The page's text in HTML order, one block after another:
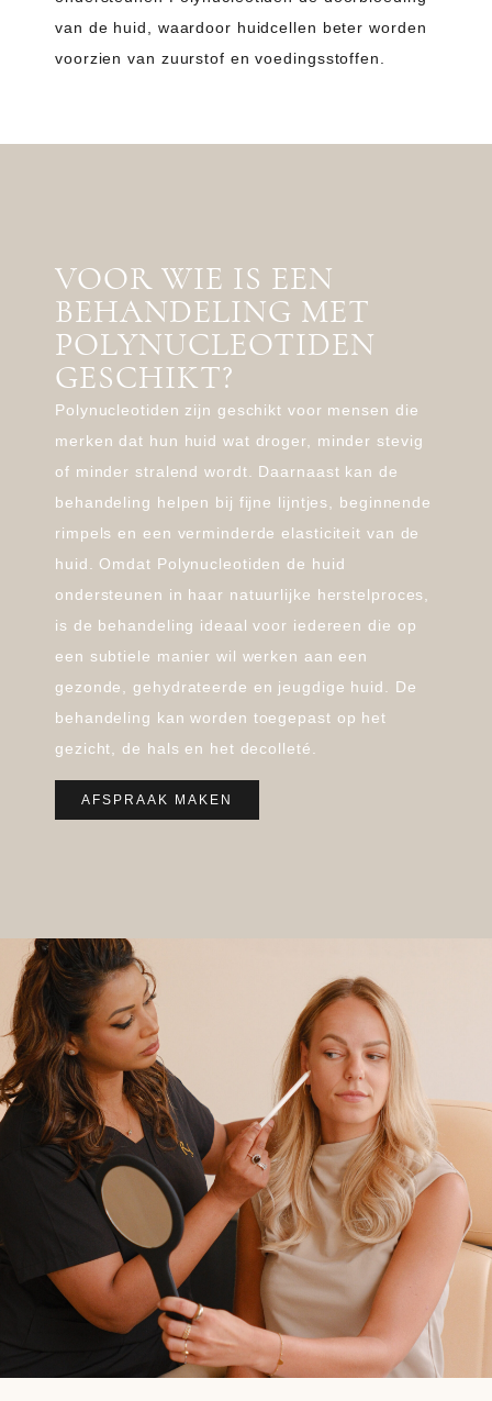
van de huid, waardoor huidcellen beter worden
voorzien van zuurstof en voedingsstoffen.
VOOR WIE IS EEN
BEHANDELING MET
POLYNUCLEOTIDEN
GESCHIKT?
Polynucleotiden zijn geschikt voor mensen die
merken dat hun huid wat droger, minder stevig
of minder stralend wordt. Daarnaast kan de
behandeling helpen bij fijne lijntjes, beginnende
rimpels en een verminderde elasticiteit van de
huid. Omdat Polynucleotiden de huid
ondersteunen in haar natuurlijke herstelproces,
is de behandeling ideaal voor iedereen die op
een subtiele manier wil werken aan een
gezonde, gehydrateerde en jeugdige huid. De
behandeling kan worden toegepast op het
gezicht, de hals en het decolleté.
AFSPRAAK MAKEN